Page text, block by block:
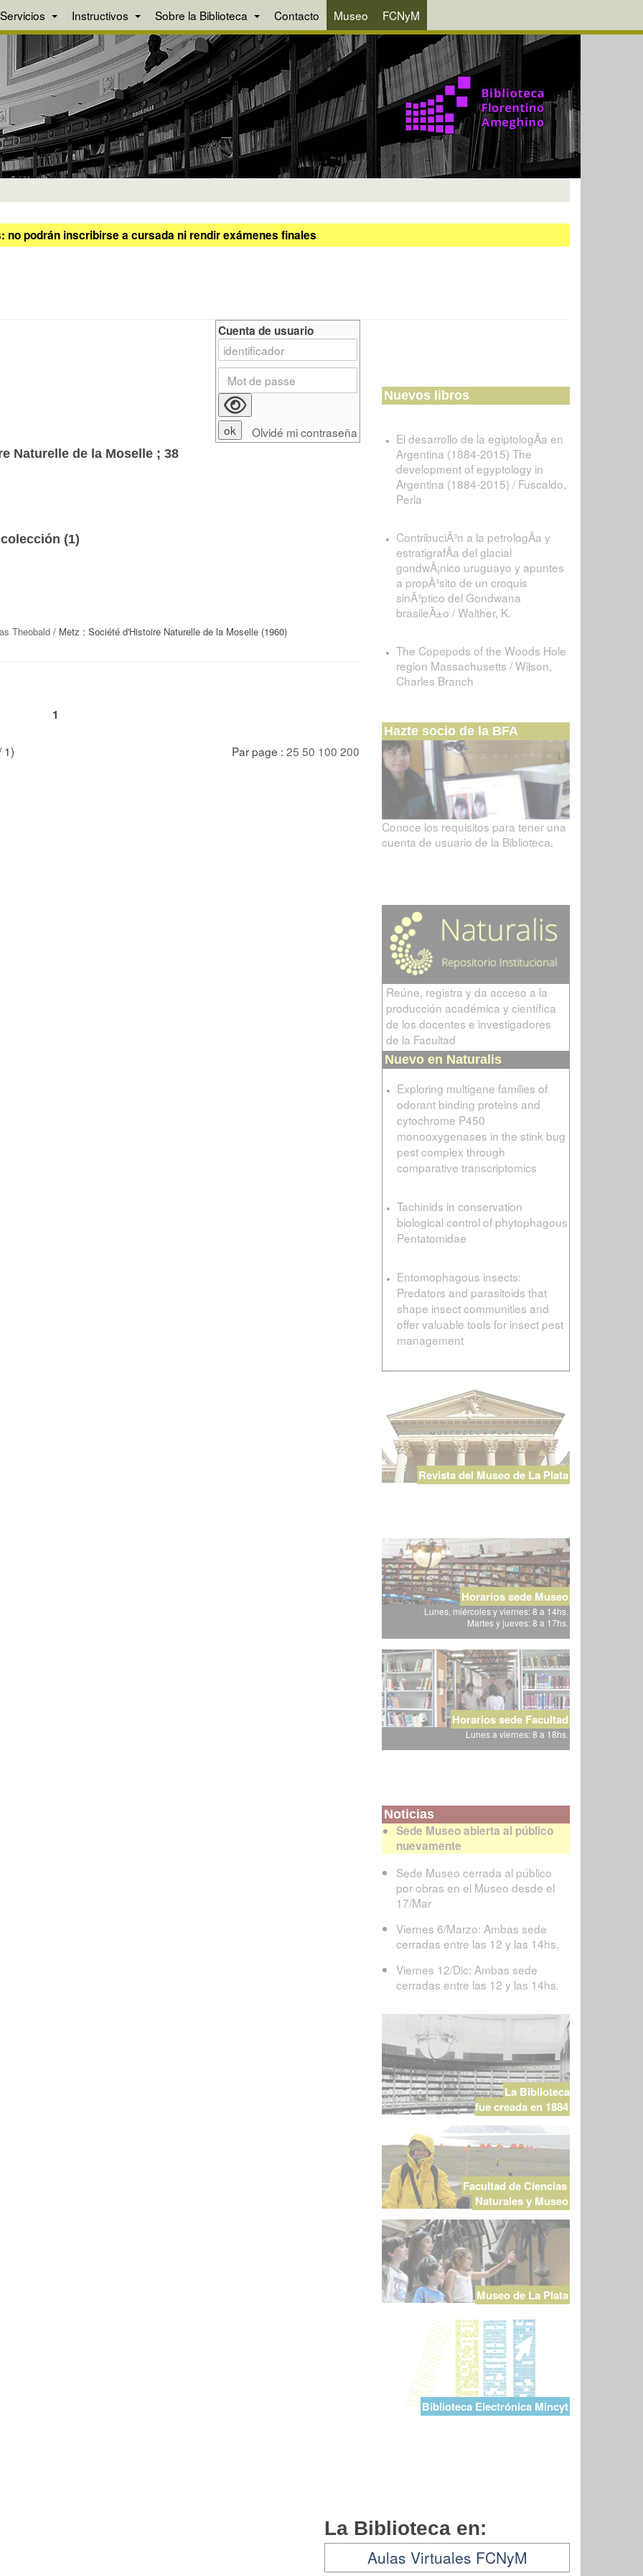
Servicios Instructivos Sobre la Biblioteca Contacto Museo FCNyM
podrán inscribirse a cursada ni rendir exámenes finales
Naturelle de la Moselle ; 38
(1)
Theobald / Metz : Société d'Histoire Naturelle de la Moselle (1960)
1
1) Par page : 25 50 100 200
Cuenta de usuario
Olvidé mi contraseña
Nuevos libros
El desarrollo de la egiptologÃ­a en
Argentina (1884-2015) The
development of egyptology in
Argentina (1884-2015) / Fuscaldo,
Perla
ContribuciÃ³n a la petrologÃ­a y
estratigrafÃ­a del glacial
gondwÃ¡nico uruguayo y apuntes
a propÃ³sito de un croquis
sinÃ³ptico del Gondwana
brasileÃ±o / Walther, K.
The Copepods of the Woods Hole
region Massachusetts / Wilson,
Charles Branch
Hazte socio de la BFA
Conoce los requisitos para tener una
cuenta de usuario de la Biblioteca.
Reúne, registra y da acceso a la
producción académica y científica
de los docentes e investigadores
de la Facultad
Nuevo en Naturalis
Exploring multigene families of
odorant binding proteins and
cytochrome P450
monooxygenases in the stink bug
pest complex through
comparative transcriptomics
Tachinids in conservation
biological control of phytophagous
Pentatomidae
Entomophagous insects:
Predators and parasitoids that
shape insect communities and
offer valuable tools for insect pest
management
Revista del Museo de La Plata
Horarios sede Museo
Lunes, miércoles y viernes: 8 a 14hs.
Martes y jueves: 8 a 17hs.
Horarios sede Facultad
Lunes a viernes: 8 a 18hs.
Noticias
Sede Museo abierta al público
nuevamente
Sede Museo cerrada al público
por obras en el Museo desde el
17/Mar
Viernes 6/Marzo: Ambas sede
cerradas entre las 12 y las 14hs.
Viernes 12/Dic: Ambas sede
cerradas entre las 12 y las 14hs.
La Biblioteca
fue creada en 1884
Facultad de Ciencias
Naturales y Museo
Museo de La Plata
Biblioteca Electrónica Mincyt
La Biblioteca en:
Aulas Virtuales FCNyM